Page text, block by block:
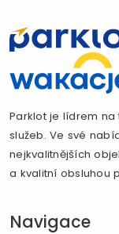
Parklot je lídrem
služeb. Ve své
nejkvalitnějších
a kvalitní obsluhou
Navigace